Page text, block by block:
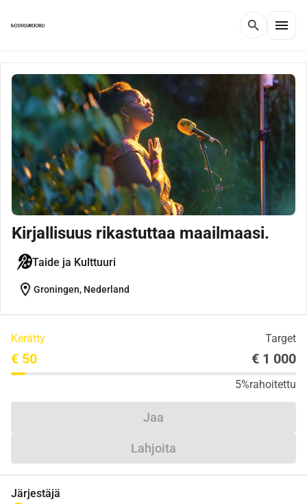
search menu
Kirjallisuus rikastuttaa maailmaasi.
Taide ja Kulttuuri
location_on Groningen, Nederland
Kerätty Target
€ 50 € 1 000
5%rahoitettu
Jaa
Lahjoita
Järjestäjä